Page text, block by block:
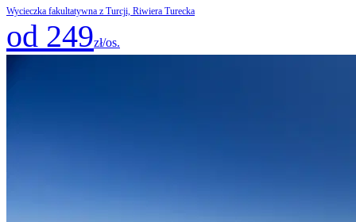
Wycieczka fakultatywna z Turcji, Riwiera Turecka
od 249zł/os.